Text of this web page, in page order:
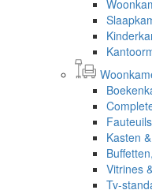
Kasten
Vitrines
Tv-